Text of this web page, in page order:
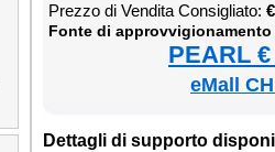
Prez­zo di Ven­di­ta Con­si­glia­to:
Fon­te di ap­prov­vi­gio­na­men­to
PEARL
eMall
Det­ta­gli di sup­por­to